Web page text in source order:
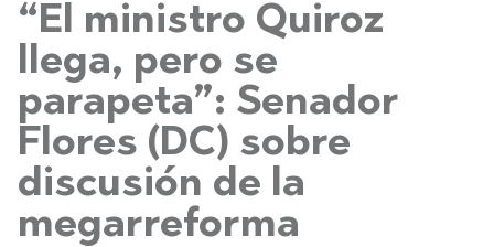
“El ministro Quiroz
llega, pero se
parapeta”: Senador
Flores (DC) sobre
discusión de la
megarreforma